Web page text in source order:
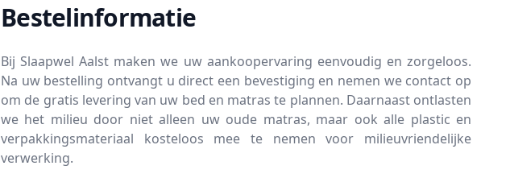
Bestelinformatie
Bij Slaapwel Aalst maken we uw aankoopervaring eenvoudig en zorgeloos.
Na uw bestelling ontvangt u direct een bevestiging en nemen we contact op
om de gratis levering van uw bed en matras te plannen. Daarnaast ontlasten
we het milieu door niet alleen uw oude matras, maar ook alle plastic en
verpakkingsmateriaal kosteloos mee te nemen voor milieuvriendelijke
verwerking.